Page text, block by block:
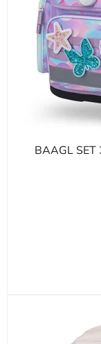
BAAGL SET